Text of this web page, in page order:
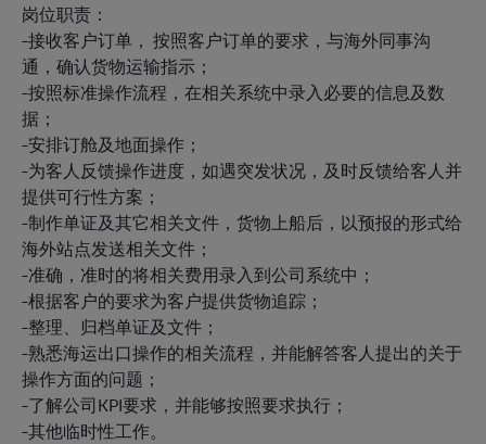
岗位职责：
-接收客户订单， 按照客户订单的要求，与海外同事沟
通，确认货物运输指示；
-按照标准操作流程，在相关系统中录入必要的信息及数
据；
-安排订舱及地面操作；
-为客人反馈操作进度，如遇突发状况，及时反馈给客人并
提供可行性方案；
-制作单证及其它相关文件，货物上船后，以预报的形式给
海外站点发送相关文件；
-准确，准时的将相关费用录入到公司系统中；
-根据客户的要求为客户提供货物追踪；
-整理、归档单证及文件；
-熟悉海运出口操作的相关流程，并能解答客人提出的关于
操作方面的问题；
-了解公司KPI要求，并能够按照要求执行；
-其他临时性工作。